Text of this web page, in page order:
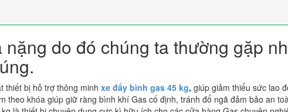
do đó chúng ta thường gặp
thiết bị hỗ trợ thông minh xe đẩy bình gas 45 kg, giúp giảm thiểu sức lao
theo khóa giúp giữ ràng bình khí Gas cố định, tránh đổ ngã đảm bảo an